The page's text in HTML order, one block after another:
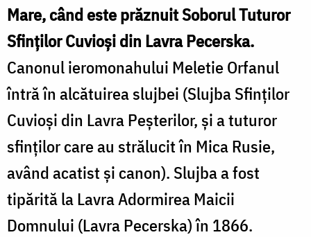
Mare, când este prăznuit Soborul Tuturor
Sfinților Cuvioși din Lavra Pecerska.
Canonul ieromonahului Meletie Orfanul
întră în alcătuirea slujbei (Slujba Sfinților
Cuvioși din Lavra Peșterilor, și a tuturor
sfinților care au strălucit în Mica Rusie,
având acatist și canon). Slujba a fost
tipărită la Lavra Adormirea Maicii
Domnului (Lavra Pecerska) în 1866.